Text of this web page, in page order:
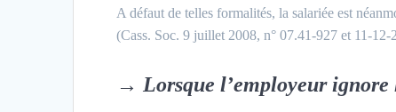
A défaut de telles formalités, la salariée est
(Cass. Soc. 9 juillet 2008, n° 07.41-927 et 11-12-
→Lorsque l’employeur ignore